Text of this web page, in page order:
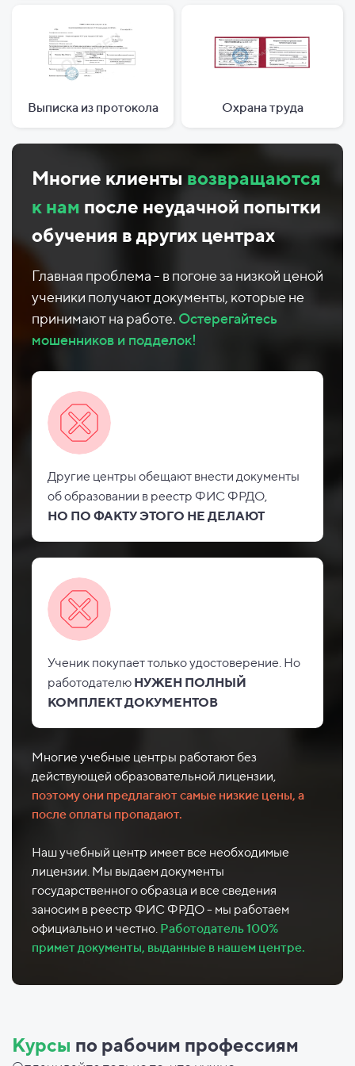
Выписка из протокола Охрана труда
Многие клиенты возвращаются
к нам после неудачной попытки
обучения в других центрах
Главная проблема - в погоне за низкой ценой
ученики получают документы, которые не
принимают на работе. Остерегайтесь
мошенников и подделок!
Другие центры обещают внести документы
обобразовании в реестр ФИС ФРДО,
НО ПО ФАКТУ ЭТОГО НЕ ДЕЛАЮТ
Ученик покупает только удостоверение. Но
работодателю НУЖЕН ПОЛНЫЙ
КОМПЛЕКТ ДОКУМЕНТОВ
Многие учебные центры работают без
действующей образовательной лицензии,
поэтому они предлагают самые низкие цены, а
после оплаты пропадают.
Наш учебный центр имеет все необходимые
лицензии. Мы выдаем документы
государственного образца и все сведения
заносим в реестр ФИС ФРДО - мы работаем
официально и честно. Работодатель 100%
примет документы, выданные в нашем центре.
Курсы по рабочим профессиям